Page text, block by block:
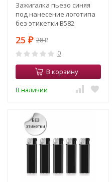
Зажигалка пьезо синяя
под нанесение логотипа
без этикетки В582
25 ₽ 28₽
0
В корзину
В наличии